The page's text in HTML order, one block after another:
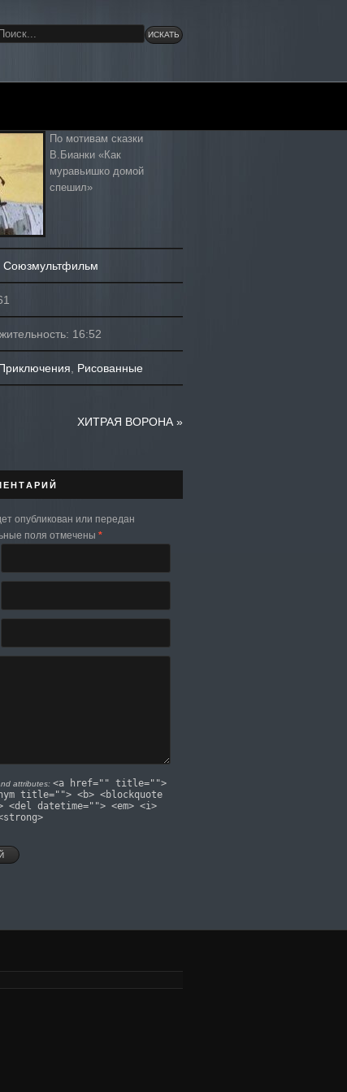
По мотивам сказки
В.Бианки «Как
муравьишко домой
спешил»
Союзмультфильм
16:52
Рисованные
ХИТРАЯ ВОРОНА»
опубликован или передан
поля отмечены *
attributes: <a href="" title="">
title=""> <b> <blockquote
<del datetime=""> <em> <i>